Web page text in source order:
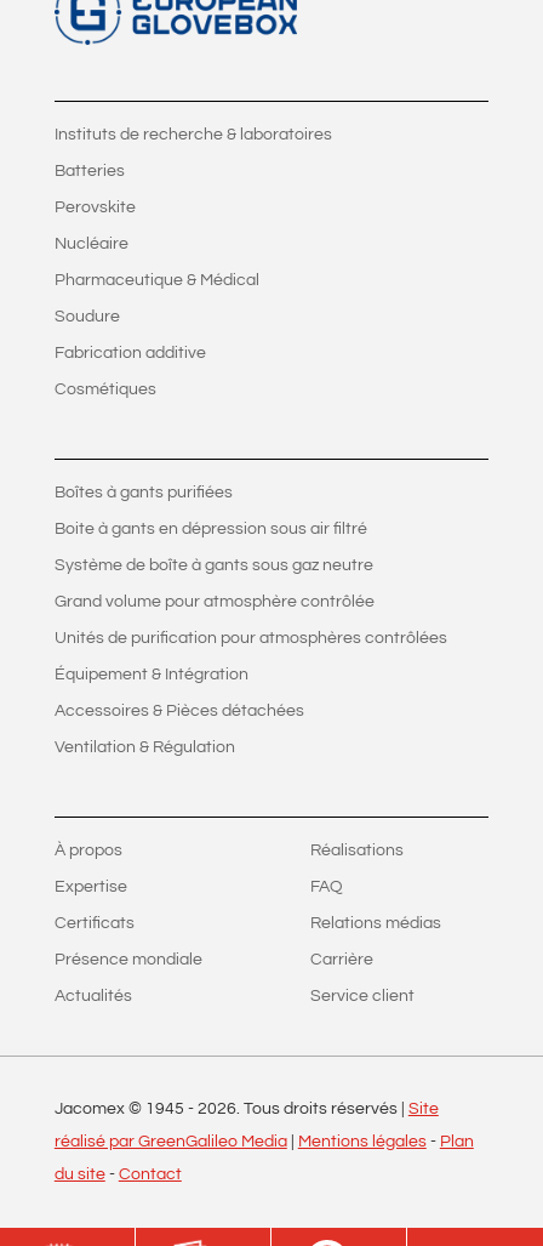
Instituts de recherche & laboratoires
Batteries
Perovskite
Nucléaire
Pharmaceutique & Médical
Soudure
Fabrication additive
Cosmétiques
Boîtes à gants purifiées
Boite à gants en dépression sous air filtré
Système de boîte à gants sous gaz neutre
Grand volume pour atmosphère contrôlée
Unités de purification pour atmosphères contrôlées
Équipement & Intégration
Accessoires & Pièces détachées
Ventilation & Régulation
À propos
Expertise
Certificats
Présence mondiale
Actualités
Réalisations
FAQ
Relations médias
Carrière
Service client
Jacomex © 1945 - 2026. Tous droits réservés | Site
réalisé par GreenGalileo Media| Mentions légales- Plan
du site- Contact